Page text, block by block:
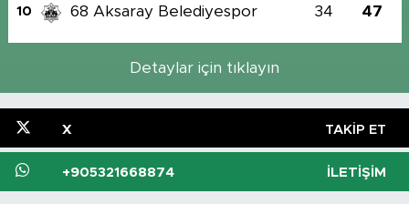
10 68 Aksaray Belediyespor 34 47
Detaylar için tıklayın
X TAKIP ET
+905321668874 İLETIŞIM